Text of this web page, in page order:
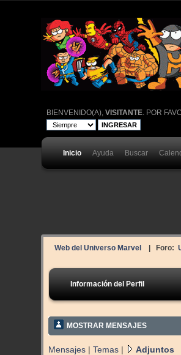
BIENVENIDO(A), VISITANTE. POR
Inicio Ayuda Buscar
Web del Universo Marvel | Foro:
Información del Perfil
MOSTRAR MENSAJES
Mensajes |Temas | Adjuntos